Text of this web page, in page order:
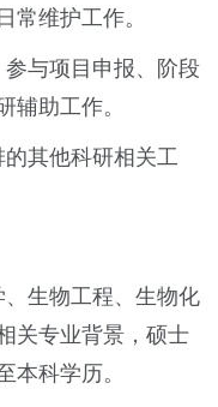
常维护工作。
参与项目申报、阶段
辅助工作。
的其他科研相关工
、生物工程、生物化
关专业背景，硕士
本科学历。